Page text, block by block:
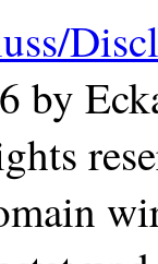
by